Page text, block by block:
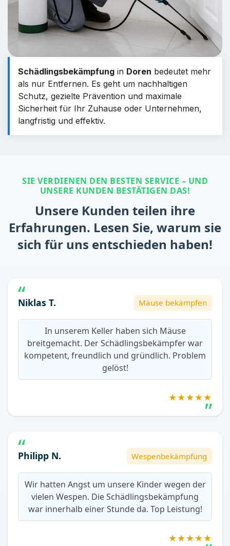
Schädlingsbekämpfung in Doren bedeutet mehr
als nur Entfernen. Es geht um nachhaltigen
Schutz, gezielte Prävention und maximale
Sicherheit für Ihr Zuhause oder Unternehmen,
langfristig und effektiv.
SIE VERDIENEN DEN BESTEN SERVICE – UND
UNSERE KUNDEN BESTÄTIGEN DAS!
Unsere Kunden teilen ihre
Erfahrungen. Lesen Sie, warum sie
sich für uns entschieden haben!
Niklas T. Mäuse bekämpfen
In unserem Keller haben sich Mäuse
breitgemacht. Der Schädlingsbekämpfer war
kompetent, freundlich und gründlich. Problem
gelöst!
★★★★★
Philipp N. Wespenbekämpfung
Wir hatten Angst um unsere Kinder wegen der
vielen Wespen. Die Schädlingsbekämpfung
war innerhalb einer Stunde da. Top Leistung!
★★★★★